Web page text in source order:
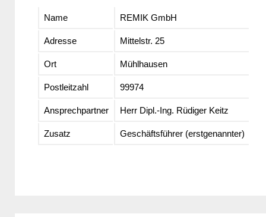
Name REMIK GmbH
Adresse Mittelstr. 25
Ort Mühlhausen
Postleitzahl 99974
Ansprechpartner Herr Dipl.-Ing. Rüdiger Keitz
Zusatz Geschäftsführer (erstgenannter)